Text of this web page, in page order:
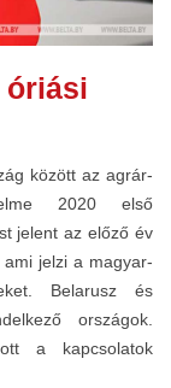
óriási
között az agrár-
2020 első
jelent az előző év
jelzi a magyar-
Belarusz és
országok.
a kapcsolatok